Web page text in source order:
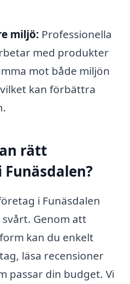
miljö: Professionella
med produkter
mot både miljön
kan förbättra
rätt
i Funäsdalen
Genom att
kan du enkelt
läsa recensioner
passar din budget. Vi